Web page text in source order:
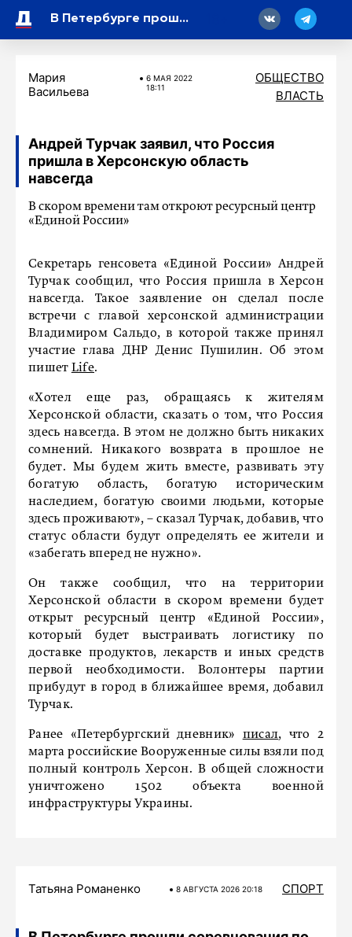
В Петербурге прошли соревнования по керлингу с участием 18 районных команд
Мария
Васильева
6 МАЯ 2022
18:11
ОБЩЕСТВО
ВЛАСТЬ
Андрей Турчак заявил, что Россия
пришла в Херсонскую область
навсегда
В скором времени там откроют ресурсный центр
«Единой России»
Секретарь генсовета «Единой России» Андрей
Турчак сообщил, что Россия пришла в Херсон
навсегда. Такое заявление он сделал после
встречи с главой херсонской администрации
Владимиром Сальдо, в которой также принял
участие глава ДНР Денис Пушилин. Об этом
пишет Life.
«Хотел еще раз, обращаясь к жителям
Херсонской области, сказать о том, что Россия
здесь навсегда. В этом не должно быть никаких
сомнений. Никакого возврата в прошлое не
будет. Мы будем жить вместе, развивать эту
богатую область, богатую историческим
наследием, богатую своими людьми, которые
здесь проживают», – сказал Турчак, добавив, что
статус области будут определять ее жители и
«забегать вперед не нужно».
Он также сообщил, что на территории
Херсонской области в скором времени будет
открыт ресурсный центр «Единой России»,
который будет выстраивать логистику по
доставке продуктов, лекарств и иных средств
первой необходимости. Волонтеры партии
прибудут в город в ближайшее время, добавил
Турчак.
Ранее «Петербургский дневник» писал, что 2
марта российские Вооруженные силы взяли под
полный контроль Херсон. В общей сложности
уничтожено 1502 объекта военной
инфраструктуры Украины.
Татьяна Романенко 8 АВГУСТА 2026 20:18 СПОРТ